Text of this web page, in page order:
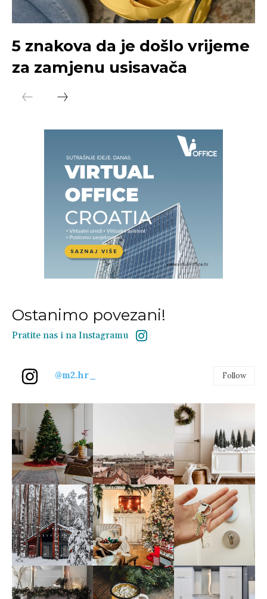
5 znakova da je došlo vrijeme
za zamjenu usisavača
Ostanimo povezani!
Pratite nas i na Instagramu
@m2.hr_ Follow